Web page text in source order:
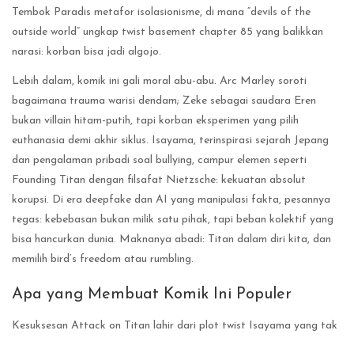
Tembok Paradis metafor isolasionisme, di mana “devils of the
outside world” ungkap twist basement chapter 85 yang balikkan
narasi: korban bisa jadi algojo.
Lebih dalam, komik ini gali moral abu-abu. Arc Marley soroti
bagaimana trauma warisi dendam; Zeke sebagai saudara Eren
bukan villain hitam-putih, tapi korban eksperimen yang pilih
euthanasia demi akhir siklus. Isayama, terinspirasi sejarah Jepang
dan pengalaman pribadi soal bullying, campur elemen seperti
Founding Titan dengan filsafat Nietzsche: kekuatan absolut
korupsi. Di era deepfake dan AI yang manipulasi fakta, pesannya
tegas: kebebasan bukan milik satu pihak, tapi beban kolektif yang
bisa hancurkan dunia. Maknanya abadi: Titan dalam diri kita, dan
memilih bird’s freedom atau rumbling.
Apa yang Membuat Komik Ini Populer
Kesuksesan Attack on Titan lahir dari plot twist Isayama yang tak